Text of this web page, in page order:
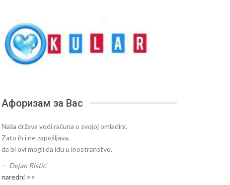
Афоризам за Вас
Naša država vodi računa o svojoj omladini.
Zato ih i ne zapošljava,
da bi ovi mogli da idu u inostranstvo.
— Dejan Ristić
naredni >>